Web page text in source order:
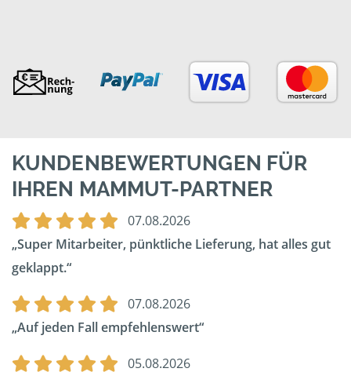
KUNDENBEWERTUNGEN FÜR
IHREN MAMMUT-PARTNER
07.08.2026
Super Mitarbeiter, pünktliche Lieferung, hat alles gut
geklappt.
07.08.2026
Auf jeden Fall empfehlenswert
05.08.2026